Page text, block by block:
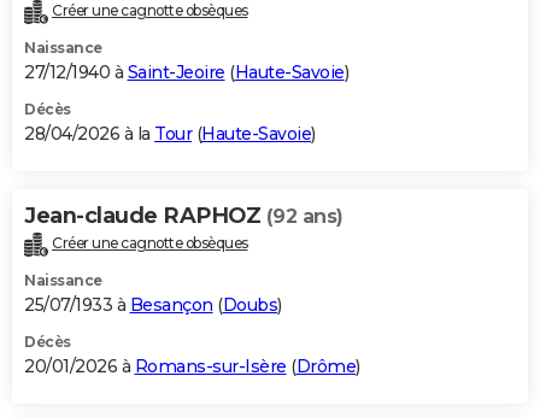
Destinations
City break
Voyage nature
Voyage de noces
Forum
Climat
+PHOTO
GUIDES D'ACHAT
BONS PLANS
Carte de Noël
Carte Bonne année
Carte Saint-Valentin
Carte Pâques
Carte d'anniversaire
DICTIONNAIRE
Dictionnaire
Biographies
Citations
Expressions
Proverbes
PROGRAMME TV
S'inscrire
Se connecter
Lycées
Collèges
Primaires
Universités
Entreprises
Service militaire
Avis de recherche
AVIS DE DÉCÈS
Créer une cagnotte obsèques
Naissance
27/12/1940 à Saint-Jeoire (Haute-Savoie)
Décès
28/04/2026 à la Tour(Haute-Savoie)
Jean-claude RAPHOZ (92 ans)
Créer une cagnotte obsèques
Naissance
25/07/1933 à Besançon (Doubs)
Décès
20/01/2026 à Romans-sur-Isère (Drôme)